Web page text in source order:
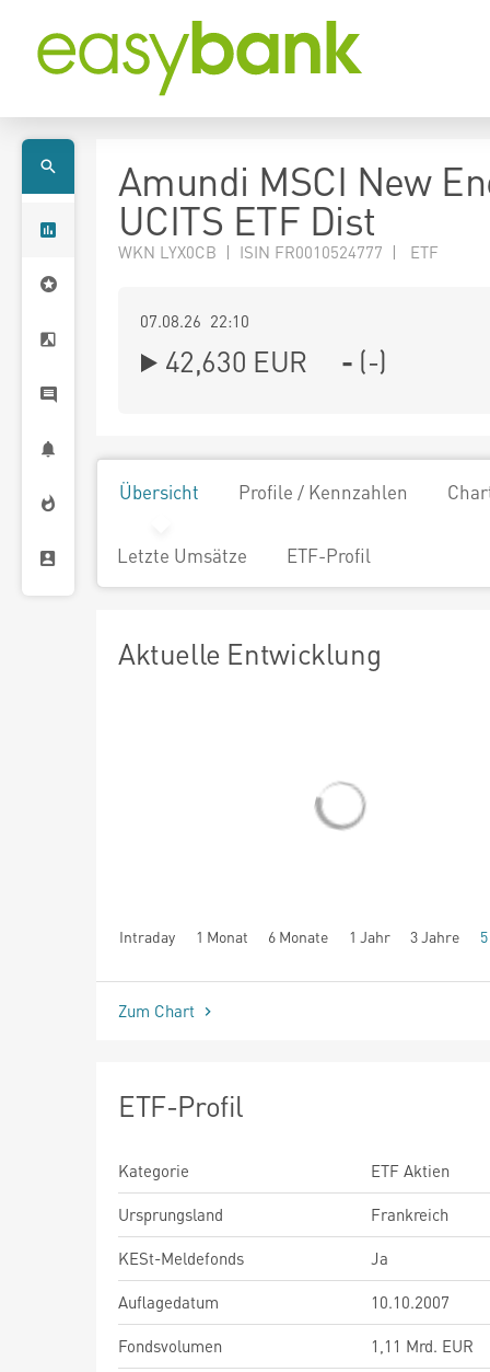
Amundi MSCI New
UCITS ETF Dist
WKN LYX0CB | ISIN FR0010524777 | ETF
07.08.26 22:10
42,630 EUR - (-)
Übersicht Profile / Kennzahlen
Letzte Umsätze ETF-Profil
Aktuelle Entwicklung
Intraday 1 Monat 6 Monate 1 Jahr 3 Jahre
seit Beginn
Zum Chart
ETF-Profil
Kategorie
ETF Aktien
Ursprungsland
Frankreich
KESt-Meldefonds
Ja
Auflagedatum
10.10.2007
Fondsvolumen
1,11 Mrd. EUR